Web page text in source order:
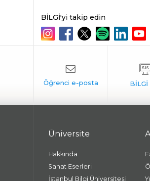
BİLGİ'yi takip edin
Üniversite
Hakkında
Sanat Eserleri
İstanbul Bilgi Üniversitesi